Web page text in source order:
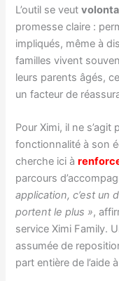
L’outil se veut
promesse claire :
impliqués, même à
familles vivent
leurs parents âgés,
un facteur de
Pour Ximi, il ne s’agit
fonctionnalité à son
cherche ici à
parcours
application, c’est un
portent le plus »,
service Ximi Family.
assumée de
part entière de l’aide